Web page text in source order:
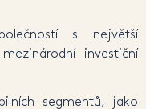
s největší
investiční
segmentů, jako